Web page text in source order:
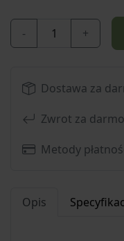
- +
Dostawa za
Zwrot za
Metody
Opis